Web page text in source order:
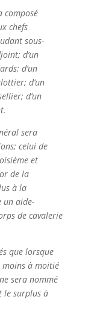
composé
chefs
sous-
d’un
d’un
d’un
d’un
sera
celui de
et
de la
à la
un aide-
de cavalerie
que lorsque
moins à moitié
sera nommé
le surplus à